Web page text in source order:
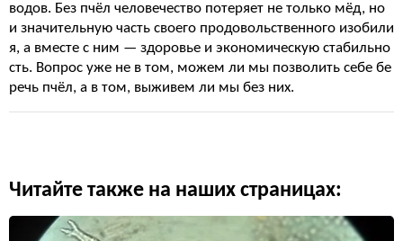
водов. Без пчёл человечество потеряет не только мёд, но
и значительную часть своего продовольственного изобили
я, а вместе с ним — здоровье и экономическую стабильно
сть. Вопрос уже не в том, можем ли мы позволить себе бе
речь пчёл, а в том, выживем ли мы без них.
Читайте также на наших страницах: